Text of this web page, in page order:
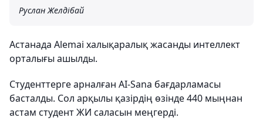
Руслан Желдібай
Астанада Alemai халықаралық жасанды интеллект
орталығы ашылды.
Студенттерге арналған AI-Sana бағдарламасы
басталды. Сол арқылы қазірдің өзінде 440 мыңнан
астам студент ЖИ саласын меңгерді.